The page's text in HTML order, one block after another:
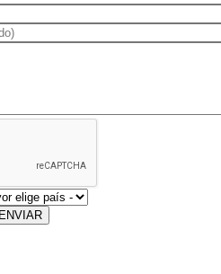
ENVIAR